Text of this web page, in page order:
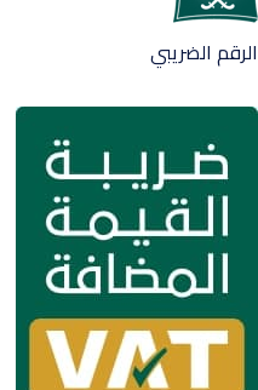
الرقم الضريبي